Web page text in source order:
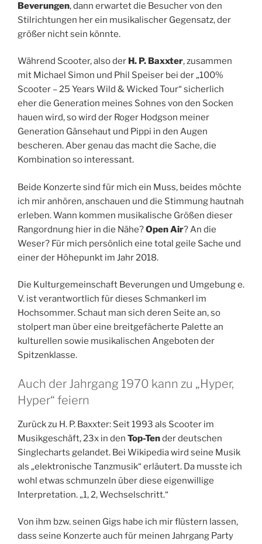
Beverungen, dann erwartet die Besucher von den
Stilrichtungen her ein musikalischer Gegensatz, der
größer nicht sein könnte.
Während Scooter, also der H. P. Baxxter, zusammen
mit Michael Simon und Phil Speiser bei der „100%
Scooter – 25 Years Wild & Wicked Tour“ sicherlich
eher die Generation meines Sohnes von den Socken
hauen wird, so wird der Roger Hodgson meiner
Generation Gänsehaut und Pippi in den Augen
bescheren. Aber genau das macht die Sache, die
Kombination so interessant.
Beide Konzerte sind für mich ein Muss, beides möchte
ich mir anhören, anschauen und die Stimmung hautnah
erleben. Wann kommen musikalische Größen dieser
Rangordnung hier in die Nähe?Open Air? An die
Weser? Für mich persönlich eine total geile Sache und
einer der Höhepunkt im Jahr 2018.
Die Kulturgemeinschaft Beverungen und Umgebung e.
V. ist verantwortlich für dieses Schmankerl im
Hochsommer. Schaut man sich deren Seite an, so
stolpert man über eine breitgefächerte Palette an
kulturellen sowie musikalischen Angeboten der
Spitzenklasse.
Auch der Jahrgang 1970 kann zu „Hyper,
Hyper“ feiern
Zurück zu H. P. Baxxter: Seit 1993 als Scooter im
Musikgeschäft, 23x in den Top-Tender deutschen
Singlecharts gelandet. Bei Wikipedia wird seine Musik
als „elektronische Tanzmusik“ erläutert. Da musste ich
wohl etwas schmunzeln über diese eigenwillige
Interpretation. „1, 2, Wechselschritt.“
Von ihm bzw. seinen Gigs habe ich mir flüstern lassen,
dass seine Konzerte auch für meinen Jahrgang Party